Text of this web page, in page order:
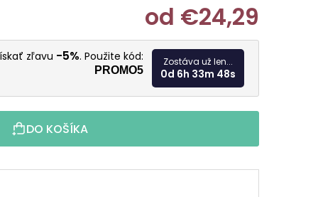
od €24,29
zľavu -5%. Použite kód:
PROMO5
Zostáva už len...
0d 6h 33m 47s
DO KOŠÍKA